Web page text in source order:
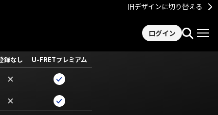
旧デザインに切り替える
ログイン
録なし U-FRETプレミアム
×
×